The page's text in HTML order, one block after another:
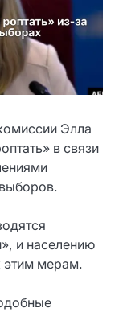
Элла
в связи
и населению
этим мерам.